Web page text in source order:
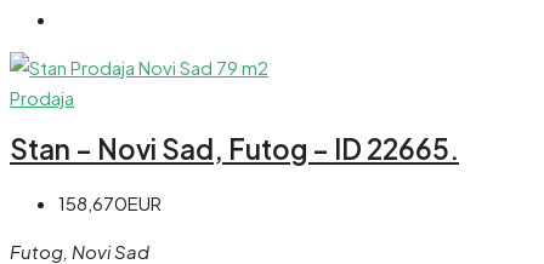
Prodaja
Stan – Novi Sad, Futog – ID 22665.
158,670EUR
Futog, Novi Sad